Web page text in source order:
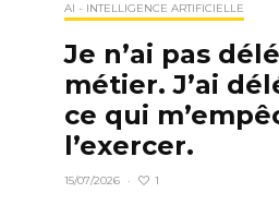
AI - INTELLIGENCE ARTIFICIELLE
Je n’ai pas
métier. J’ai
ce qui
l’exercer.
15/07/2026 · 1